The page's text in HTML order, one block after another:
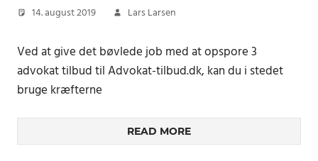
14. august 2019 Lars Larsen
Ved at give det bøvlede job med at opspore 3
advokat tilbud til Advokat-tilbud.dk, kan du i stedet
bruge kræfterne
READ MORE